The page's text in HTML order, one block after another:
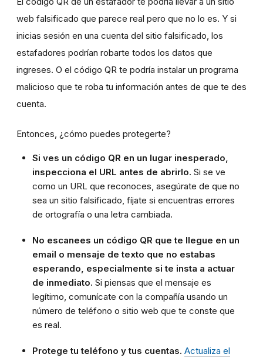
web falsificado que parece real pero que no lo es. Y si
inicias sesión en una cuenta del sitio falsificado, los
estafadores podrían robarte todos los datos que
ingreses. O el código QR te podría instalar un programa
malicioso que te roba tu información antes de que te des
cuenta.
Entonces, ¿cómo puedes protegerte?
Si ves un código QR en un lugar inesperado,
inspecciona el URL antes de abrirlo. Si se ve
como un URL que reconoces, asegúrate de que no
sea un sitio falsificado, fíjate si encuentras errores
de ortografía o una letra cambiada.
No escanees un código QR que te llegue en un
email o mensaje de texto que no estabas
esperando, especialmente si te insta a actuar
de inmediato. Si piensas que el mensaje es
legítimo, comunícate con la compañía usando un
número de teléfono o sitio web que te conste que
es real.
Protege tu teléfono y tus cuentas. Actualiza el